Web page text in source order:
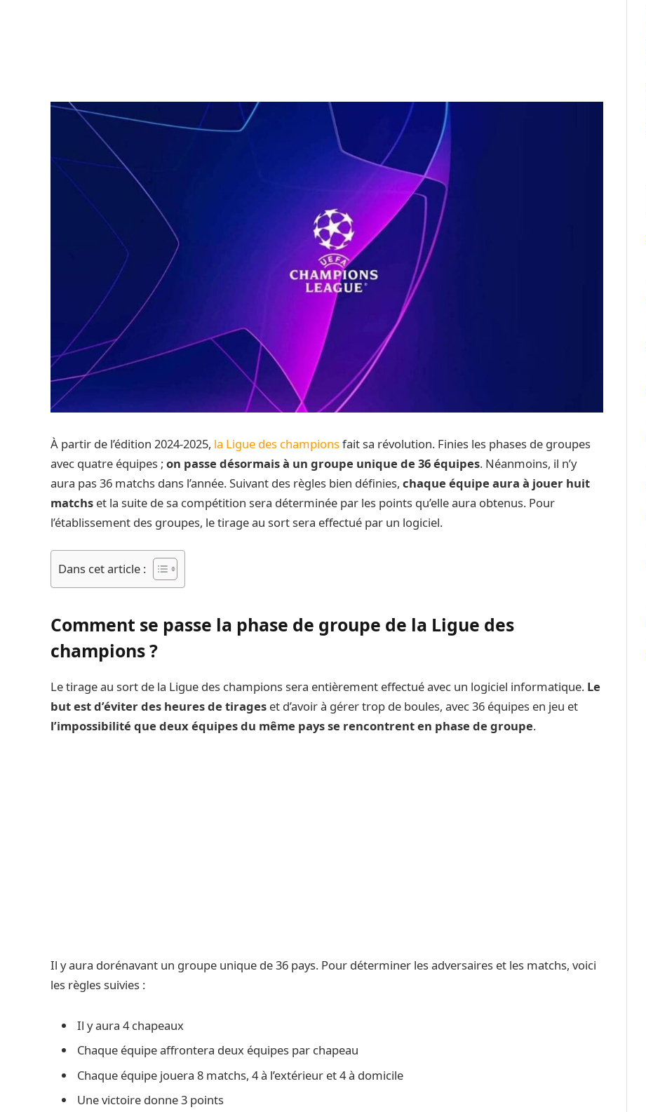
À partir de l’édition 2024-2025, la Ligue des championsfait sa révolution. Finies les phases de groupes
avec quatre équipes ;on passe désormais à un groupe unique de 36 équipes. Néanmoins, il n’y
aura pas 36 matchs dans l’année. Suivant des règles bien définies, chaque équipe aura à jouer huit
matchs et la suite de sa compétition sera déterminée par les points qu’elle aura obtenus. Pour
l’établissement des groupes, le tirage au sort sera effectué par un logiciel.
Dans cet article :
Comment se passe la phase de groupe de la Ligue des
champions ?
Le tirage au sort de la Ligue des champions sera entièrement effectué avec un logiciel informatique. Le
but est d’éviter des heures de tirages et d’avoir à gérer trop de boules, avec 36 équipes en jeu et
l’impossibilité que deux équipes du même pays se rencontrent en phase de groupe.
Il y aura dorénavant un groupe unique de 36 pays. Pour déterminer les adversaires et les matchs, voici
les règles suivies :
Il y aura 4 chapeaux
Chaque équipe affrontera deux équipes par chapeau
Chaque équipe jouera 8 matchs, 4 à l’extérieur et 4 à domicile
Une victoire donne 3 points